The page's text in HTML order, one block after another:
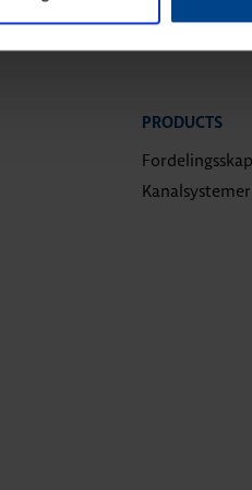
PRODUCTS
Kanalsystemer